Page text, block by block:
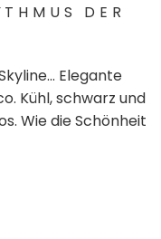
DER
Elegante
Kühl, schwarz und
Wie die Schönheit